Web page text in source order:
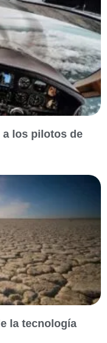
a los pilotos de
la tecnología